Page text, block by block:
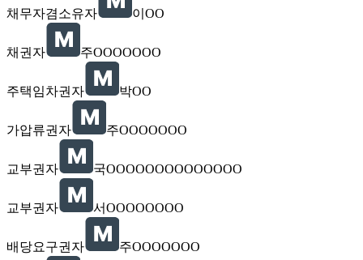
채무자겸소유자 이OO
채권자 주OOOOOOO
주택임차권자 박OO
가압류권자 주OOOOOOO
교부권자 국OOOOOOOOOOOOOO
교부권자 서OOOOOOOO
배당요구권자 주OOOOOOO